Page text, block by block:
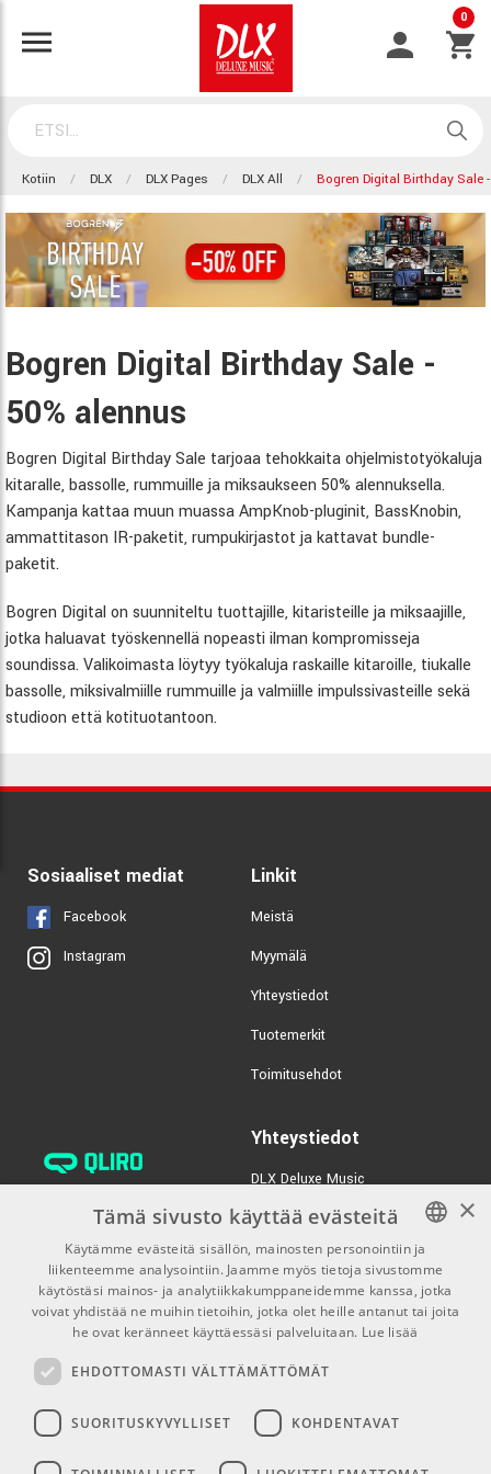
0
Kotiin DLX DLX Pages DLX All Bogren Digital Birthday Sale
Bogren Digital Birthday Sale -
50% alennus
Bogren Digital Birthday Sale tarjoaa tehokkaita ohjelmistotyökaluja
kitaralle, bassolle, rummuille ja miksaukseen 50% alennuksella.
Kampanja kattaa muun muassa AmpKnob-pluginit, BassKnobin,
ammattitason IR-paketit, rumpukirjastot ja kattavat bundle-
paketit.
Bogren Digital on suunniteltu tuottajille, kitaristeille ja miksaajille,
jotka haluavat työskennellä nopeasti ilman kompromisseja
soundissa. Valikoimasta löytyy työkaluja raskaille kitaroille, tiukalle
bassolle, miksivalmiille rummuille ja valmiille impulssivasteille sekä
studioon että kotituotantoon.
Sosiaaliset mediat
Facebook
Instagram
Linkit
Meistä
Myymälä
Yhteystiedot
Tuotemerkit
Toimitusehdot
Yhteystiedot
DLX Deluxe Music
verkkokaupan asiakaspalvelu:
tilaus@dlxmusic.fi
Puh: 0207 282240 (arkisin klo
13-17)
Puh: 0207 282250 (myymälä)
00580 Helsinki
Y-tunnus: 1983522-7
FINNISH
FINNISH
×
Tämä sivusto käyttää evästeitä
Käytämme evästeitä sisällön, mainosten personointiin ja
liikenteemme analysointiin. Jaamme myös tietoja sivustomme
käytöstäsi mainos- ja analytiikkakumppaneidemme kanssa, jotka
voivat yhdistää ne muihin tietoihin, jotka olet heille antanut tai joita
he ovat keränneet käyttäessäsi palveluitaan. Lue lisää
EHDOTTOMASTI VÄLTTÄMÄTTÖMÄT
SUORITUSKYVYLLISET KOHDENTAVAT